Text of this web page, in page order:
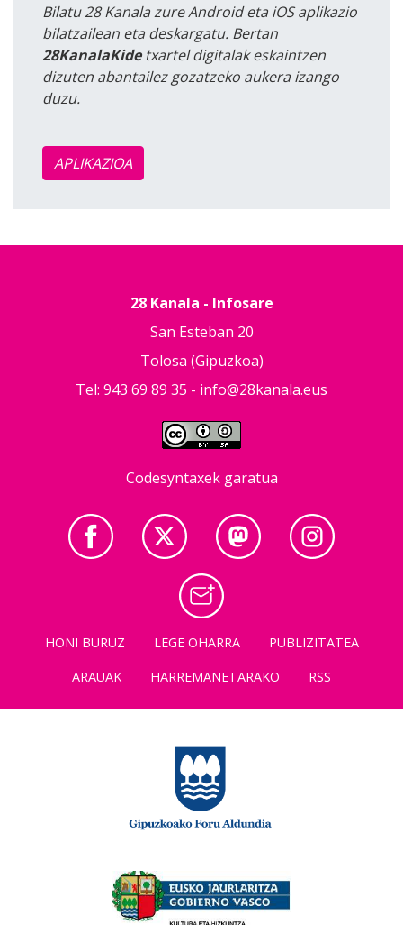
Bilatu 28 Kanala zure Android eta iOS aplikazio
bilatzailean eta deskargatu. Bertan
28KanalaKidetxartel digitalak eskaintzen
dizuten abantailez gozatzeko aukera izango
duzu.
APLIKAZIOA
28 Kanala - Infosare
San Esteban 20
Tolosa (Gipuzkoa)
Tel: 943 69 89 35 - info@28kanala.eus
Codesyntaxek garatua
HONI BURUZ LEGE OHARRA
PUBLIZITATEA
ARAUAK
HARREMANETARAKO RSS